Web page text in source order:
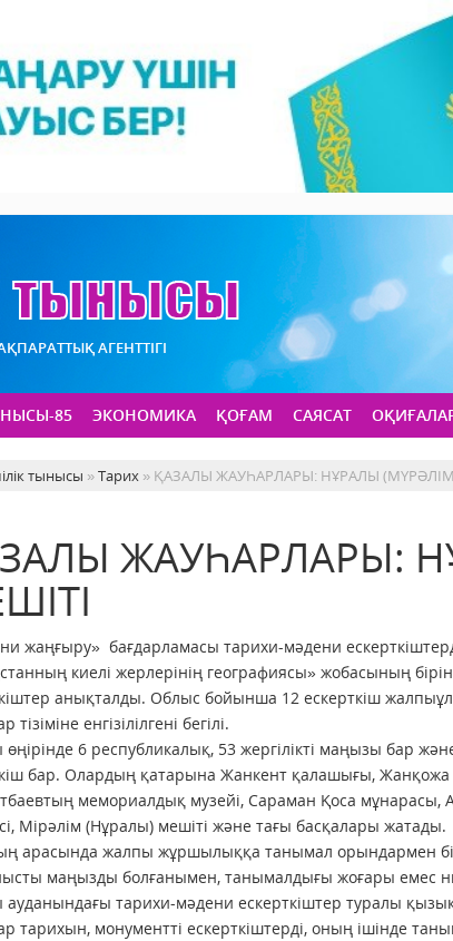
АҚПАРАТТЫҚ АГЕНТТІГІ
85 ЭКОНОМИКА ҚОҒАМ САЯСАТ
тынысы »Тарих » ҚАЗАЛЫ ЖАУҺАРЛАРЫ: НҰРАЛЫ
ЖАУҺАРЛАРЫ:
жаңғыру» бағдарламасы тарихи-мәдени
киелі жерлерінің географиясы» жобасының
анықталды. Облыс бойынша 12 ескерткіш
тізіміне енгізілілгені бегілі.
өңірінде 6 республикалық, 53 жергілікті маңызы бар
бар. Олардың қатарына Жанкент қалашығы, Жанқожа
мемориалдық музейі, Сараман Қоса мұнарасы,
Мірәлім (Нұралы) мешіті және тағы басқалары жатады.
арасында жалпы жұршылыққа танымал орындармен
маңызды болғанымен, танымалдығы жоғары емес
ауданындағы тарихи-мәдени ескерткіштер туралы
тарихын, монументті ескерткіштерді, оның ішінде